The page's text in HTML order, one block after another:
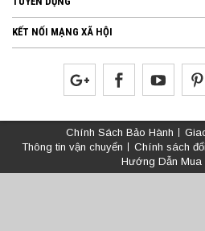
KẾT NỐI MẠNG XÃ HỘI
Chính Sách Bảo Hành
Thông tin vận chuyển
Chính sách
Hướng Dẫn Mua